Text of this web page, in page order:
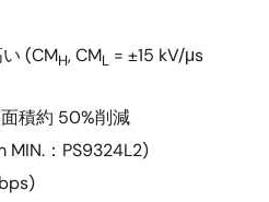
(CMH, CML = ±15 kV/μs
積約 50%削減
MIN.：PS9324L2)